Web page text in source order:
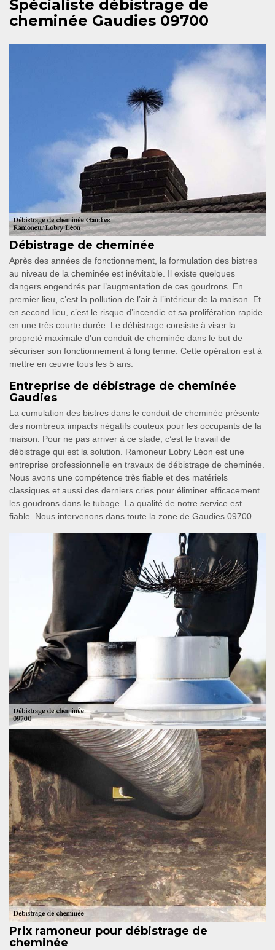
Spécialiste débistrage de
cheminée Gaudies 09700
Débistrage de cheminée
Après des années de fonctionnement, la formulation des bistres
au niveau de la cheminée est inévitable. Il existe quelques
dangers engendrés par l’augmentation de ces goudrons. En
premier lieu, c’est la pollution de l’air à l’intérieur de la maison. Et
en second lieu, c’est le risque d’incendie et sa prolifération rapide
en une très courte durée. Le débistrage consiste à viser la
propreté maximale d’un conduit de cheminée dans le but de
sécuriser son fonctionnement à long terme. Cette opération est à
mettre en œuvre tous les 5 ans.
Entreprise de débistrage de cheminée
Gaudies
La cumulation des bistres dans le conduit de cheminée présente
des nombreux impacts négatifs couteux pour les occupants de la
maison. Pour ne pas arriver à ce stade, c’est le travail de
débistrage qui est la solution. Ramoneur Lobry Léon est une
entreprise professionnelle en travaux de débistrage de cheminée.
Nous avons une compétence très fiable et des matériels
classiques et aussi des derniers cries pour éliminer efficacement
les goudrons dans le tubage. La qualité de notre service est
fiable. Nous intervenons dans toute la zone de Gaudies 09700.
Prix ramoneur pour débistrage de
cheminée